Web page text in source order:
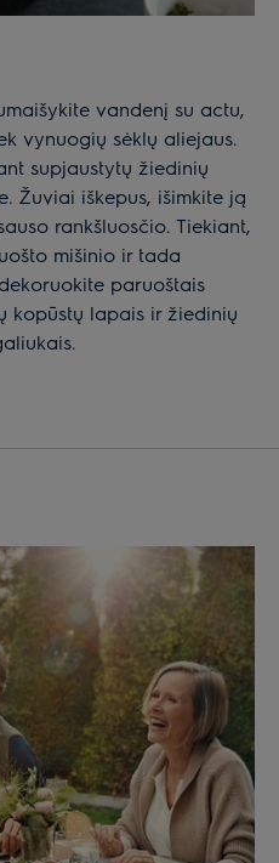
vynuogių sėklų aliejaus.
supjaustytų žiedinių
Žuviai iškepus, išimkite ją
rankšluosčio. Tiekiant,
mišinio ir tada
paruoštais
kopūstų lapais ir žiedinių